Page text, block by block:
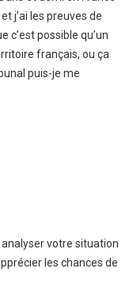
j’ai les preuves de
c’est possible qu’un
français, ou ça
puis-je me
analyser votre situation
les chances de